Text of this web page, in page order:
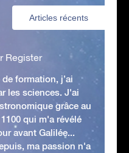
Articles récents
Register
formation, j’ai
les sciences. J'ai
grâce au
qui m'a révélé
avant Galilée...
ma passion n'a